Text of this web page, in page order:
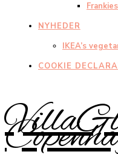
NYHEDER
IKEA’s
COOKIE